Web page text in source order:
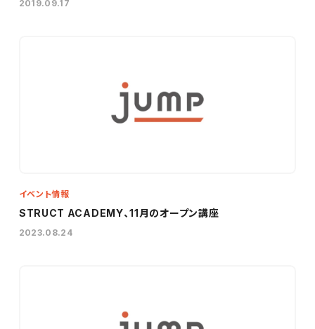
2019.09.17
イベント情報
STRUCT ACADEMY、11月のオープン講座
2023.08.24